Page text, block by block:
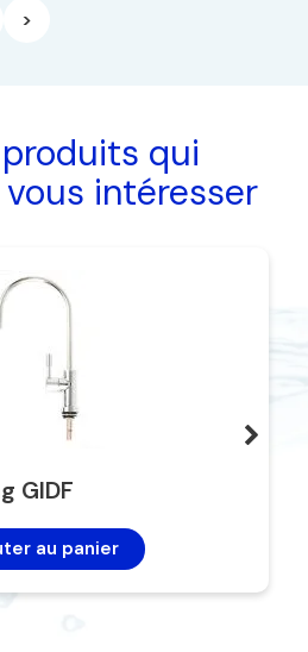
>
qui
intéresser
GIDF
au panier